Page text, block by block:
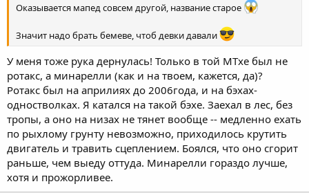
Оказывается мапед совсем другой, название старое
Значит надо брать бемеве, чтоб девки давали
У меня тоже рука дернулась! Только в той МТхе был не
ротакс, а минарелли (как и на твоем, кажется, да)?
Ротакс был на априлиях до 2006года, и на бэхах-
одностволках. Я катался на такой бэхе. Заехал в лес, без
тропы, а оно на низах не тянет вообще -- медленно ехать
по рыхлому грунту невозможно, приходилось крутить
двигатель и травить сцеплением. Боялся, что оно сгорит
раньше, чем выеду оттуда. Минарелли гораздо лучше,
хотя и прожорливее.